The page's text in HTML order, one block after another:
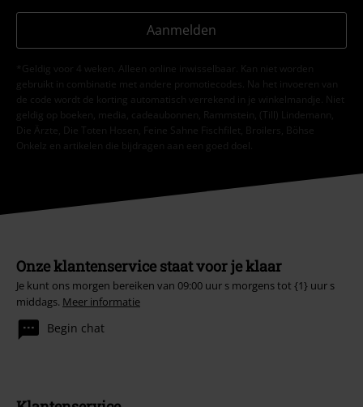
Aanmelden
*Geldig voor 4 weken. Alleen online inwisselbaar. Kan niet worden
gebruikt in combinatie met andere promotiecodes. Na het invoeren van
de code wordt de korting automatisch verrekend in je winkelmandje. Niet
geldig op boeken, media, cadeaubonnen, Rammstein, (Till) Lindemann,
Die Ärzte, Die Toten Hosen, Feine Sahne Fischfilet, Broilers, Böhse
Onkelz en artikelen die bijdragen aan een goed doel.
Onze klantenservice staat voor je klaar
Je kunt ons morgen bereiken van 09:00 uur s morgens tot {1} uur s
middags. Meer informatie
Begin chat